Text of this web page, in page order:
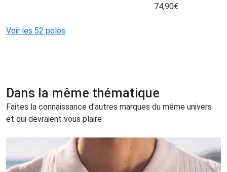
74,90€
Voir les 52 polos
Dans la même thématique
Faites la connaissance d'autres marques du même univers
et qui devraient vous plaire